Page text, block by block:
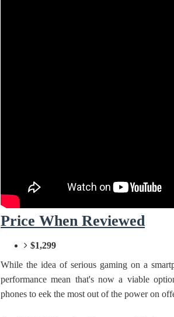
Price When Reviewed
$1,299
While the idea of serious gaming on a
performance mean that's now a viable
phones to eek the most out of the power on